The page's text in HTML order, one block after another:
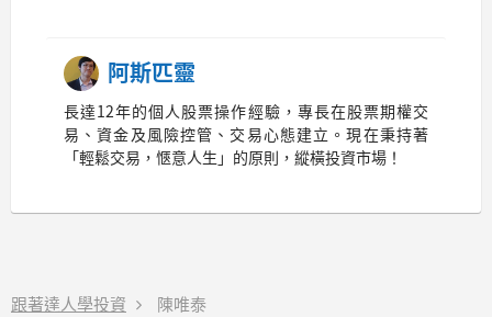
阿斯匹靈
長達12年的個人股票操作經驗，專長在股票期權交
易、資金及風險控管、交易心態建立。現在秉持著
「輕鬆交易，愜意人生」的原則，縱橫投資市場！
跟著達人學投資 陳唯泰